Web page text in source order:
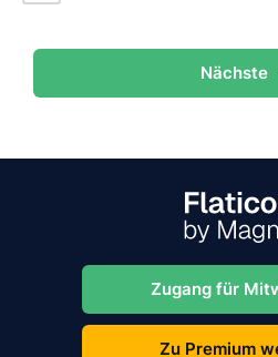
Nächste
Zugang für
Zu Premium